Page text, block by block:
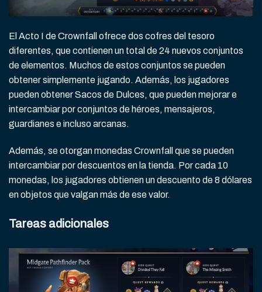
El Acto I de Crownfall ofrece dos cofres del tesoro
diferentes, que contienen un total de 24 nuevos conjuntos
de elementos. Muchos de estos conjuntos se pueden
obtener simplemente jugando. Además, los jugadores
pueden obtener Sacos de Dulces, que pueden mejorar e
intercambiar por conjuntos de héroes, mensajeros,
guardianes e incluso arcanas.
Además, se otorgan monedas Crownfall que se pueden
intercambiar por descuentos en la tienda. Por cada 10
monedas, los jugadores obtienen un descuento de 8 dólares
en objetos que valgan más de ese valor.
Tareas adicionales